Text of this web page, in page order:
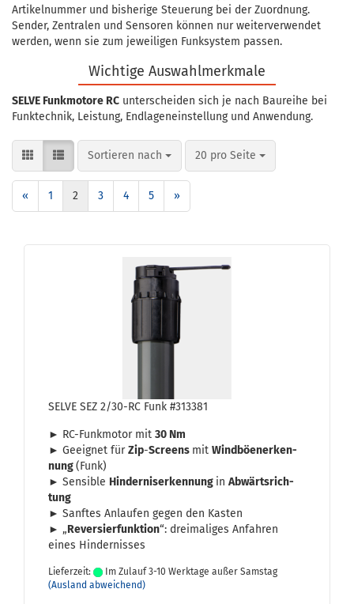
Artikelnummer und bisherige Steuerung bei der Zuordnung.
Sender, Zentralen und Sensoren können nur weiterverwendet
werden, wenn sie zum jeweiligen Funksystem passen.
Wichtige Auswahlmerkmale
SELVE Funkmotore RC unterscheiden sich je nach Baureihe bei
Funktechnik, Leistung, Endlageneinstellung und Anwendung.
Sortieren nach
Sortieren nach 20 pro Seite
pro Seite
« 1 2 3 4 5 »
SELVE SEZ 2/30-RC Funk #313381
► RC-​Funkmotor mit 30 Nm
► Ge­eig­net fürZip-Screens mit Wind­bö­en­er­ken­
nung(Funk)
► Sen­si­ble Hin­der­nis­er­ken­nung in Ab­wärts­rich­
tung
► Sanf­tes An­lau­fen gegen den Kas­ten
► „Re­ver­sier­funk­ti­on“: drei­ma­li­ges An­fah­ren
eines Hin­der­nis­ses
Lieferzeit:
Im Zulauf 3-10 Werktage außer Samstag
(Ausland abweichend)